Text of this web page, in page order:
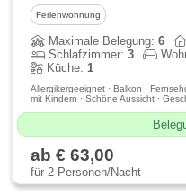
Ferienwohnung
Maximale Belegung:6
Schlafzimmer:3
Küche:1
Allergikergeeignet · Balkon ·
mit Kindern · Schöne Aussicht ·
ab € 63,00
für 2 Personen/Nacht